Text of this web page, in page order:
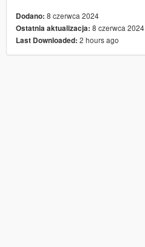
Dodano: 8 czerwca 2024
Ostatnia aktualizacja: 8 czerwca 2024
Last Downloaded: 2 hours ago